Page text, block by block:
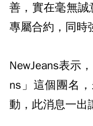
善，實在毫無誠
專屬合約，同時
NewJeans表示
ns」這個團名
動，此消息一出